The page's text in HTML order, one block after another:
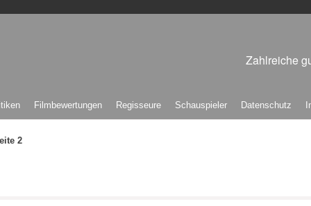
Zahlreiche
Filmbewertungen Regisseure Schauspieler Datenschutz
2